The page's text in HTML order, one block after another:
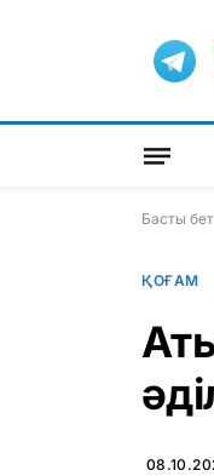
Басты бет
ҚОҒАМ